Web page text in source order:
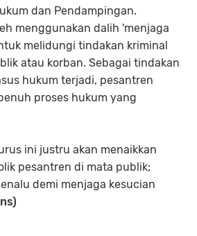
dan Pendampingan.
menggunakan dalih 'menjaga
melidungi tindakan kriminal
atau korban. Sebagai tindakan
hukum terjadi, pesantren
proses hukum yang
ini justru akan menaikkan
pesantren di mata publik;
demi menjaga kesucian